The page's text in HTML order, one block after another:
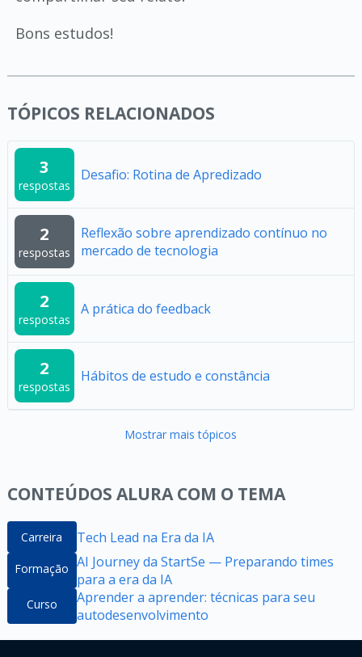
Bons estudos!
TÓPICOS RELACIONADOS
3
respostas
Desafio: Rotina de Apredizado
2
respostas
Reflexão sobre aprendizado contínuo no
mercado de tecnologia
2
respostas
A prática do feedback
2
respostas
Hábitos de estudo e constância
Mostrar mais tópicos
CONTEÚDOS ALURA COM O TEMA
Carreira Tech Lead na Era da IA
Formação AI Journey da StartSe — Preparando times
para a era da IA
Curso
Aprender a aprender: técnicas para seu
autodesenvolvimento